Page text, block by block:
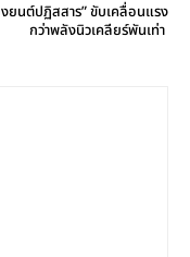
งยนต์ปฏิสสาร” ขับเคลื่อนแรง
กว่าพลังนิวเคลียร์พันเท่า